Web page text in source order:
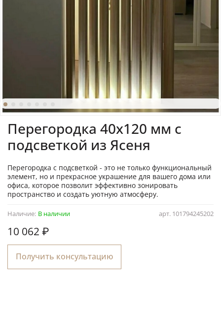
арт. 101794245202
Наличие: В наличии
Перегородка 40х120 мм с
подcветкой из Ясеня
10 062 ₽
Получить консультацию
Перегородка с подсветкой - это не только функциональный
элемент, но и прекрасное украшение для вашего дома или
офиса, которое позволит эффективно зонировать
пространство и создать уютную атмосферу.